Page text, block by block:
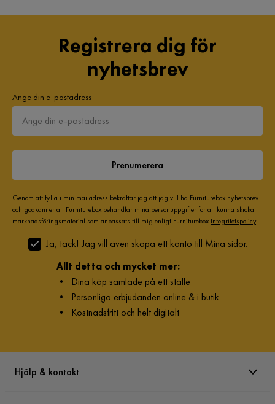
Registrera dig för
nyhetsbrev
Ange din e-postadress
Prenumerera
Genom att fylla i min mailadress bekräftar jag att jag vill ha Furniturebox nyhetsbrev
och godkänner att Furniturebox behandlar mina personuppgifter för att kunna skicka
marknadsföringsmaterial som anpassats till mig enligt Furniturebox Integritetspolicy.
Ja, tack! Jag vill även skapa ett konto till Mina sidor.
Allt detta och mycket mer:
• Dina köp samlade på ett ställe
• Personliga erbjudanden online & i butik
• Kostnadsfritt och helt digitalt
Hjälp & kontakt